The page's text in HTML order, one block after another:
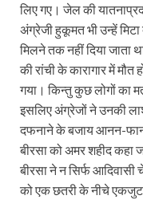
लिए गए। जेल की
अंग्रेजी हुकूमत भी उन्हें
मिलने तक नहीं दिया जाता
की रांची के कारागार में
गया। किन्तु कुछ लोगों का
इसलिए अंग्रेजों ने उनकी
दफनाने के बजाय आनन-
बीरसा को अमर शहीद कहा
बीरसा ने न सिर्फ
को एक छतरी के नीचे